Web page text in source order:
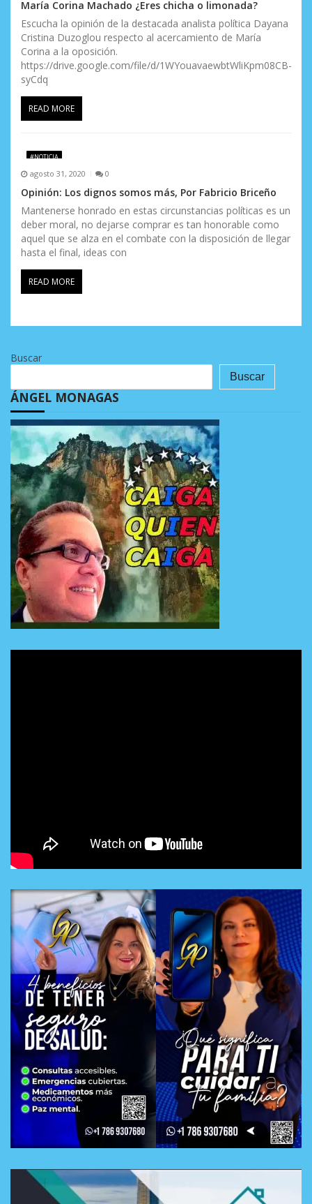
María Corina Machado ¿Eres chicha o limonada?
Escucha la opinión de la destacada analista política Dayana
Cristina Duzoglou respecto al acercamiento de María
Corina a la oposición.
https://drive.google.com/file/d/1WYouavaewbtWliKpm08CB-
syCdq
READ MORE
#NOTICIA
agosto 31, 2020 0
Opinión: Los dignos somos más, Por Fabricio Briceño
Mantenerse honrado en estas circunstancias políticas es un
deber moral, no dejarse comprar es tan honorable como
aquel que se alza en el combate con la disposición de llegar
hasta el final, ideas con
READ MORE
Buscar
Buscar
ÁNGEL MONAGAS